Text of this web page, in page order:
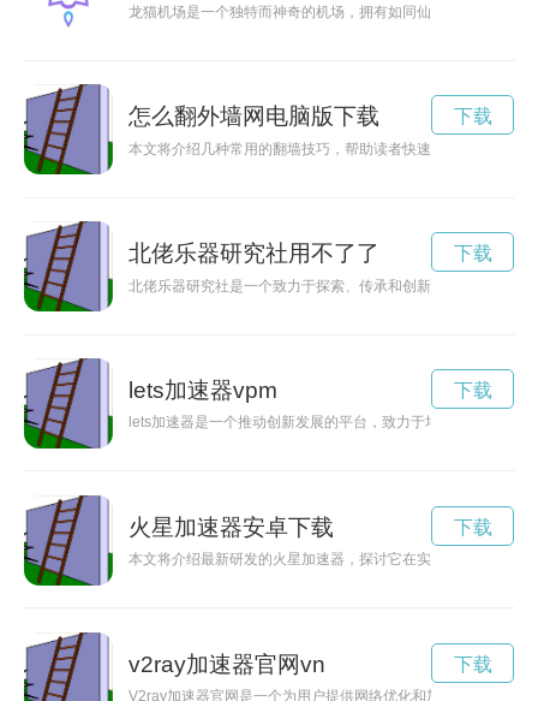
龙猫机场是一个独特而神奇的机场，拥有如同仙境般的日式风
怎么翻外墙网电脑版下载
本文将介绍几种常用的翻墙技巧，帮助读者快速了解如何自由畅
下载
北佬乐器研究社用不了了
北佬乐器研究社是一个致力于探索、传承和创新乐器文化的社
下载
lets加速器vpm
lets加速器是一个推动创新发展的平台，致力于培育和支持创业
下载
火星加速器安卓下载
本文将介绍最新研发的火星加速器，探讨它在实现人类登陆火
下载
v2ray加速器官网vn
V2ray加速器官网是一个为用户提供网络优化和加速服务的平
下载